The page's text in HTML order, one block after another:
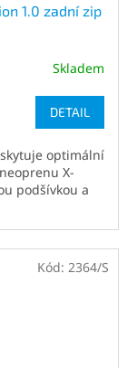
1.0 zadní zip
Skladem
DETAIL
optimální
X-
podšívkou a
Kód: 2364/S